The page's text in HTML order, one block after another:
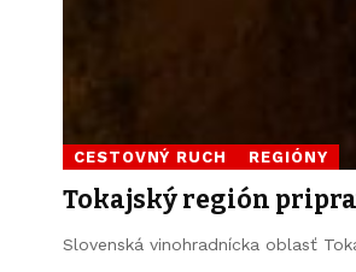
CESTOVNÝ RUCH REGIÓNY
Tokajský región
Slovenská vinohradnícka oblasť